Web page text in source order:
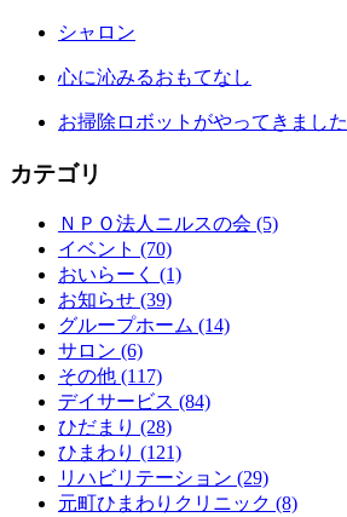
シャロン
心に沁みるおもてなし
お掃除ロボットがやってきました
カテゴリ
ＮＰＯ法人ニルスの会 (5)
イベント (70)
おいらーく (1)
お知らせ (39)
グループホーム (14)
サロン (6)
その他 (117)
デイサービス (84)
ひだまり (28)
ひまわり (121)
リハビリテーション (29)
元町ひまわりクリニック (8)